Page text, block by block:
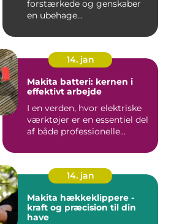
forstærkede og genskaber
en ubehage...
14. jan
Makita batteri: kernen i
effektivt arbejde
I en verden, hvor elektriske
værktøjer er en essentiel del
af både professionelle...
14. jan
Makita hækkeklippere -
kraft og præcision til din
have